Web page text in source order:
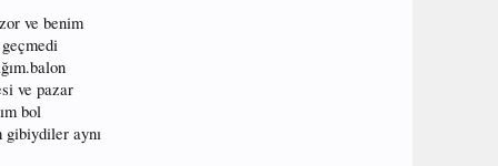
ve benim
ve pazar
bol
gibiydiler aynı